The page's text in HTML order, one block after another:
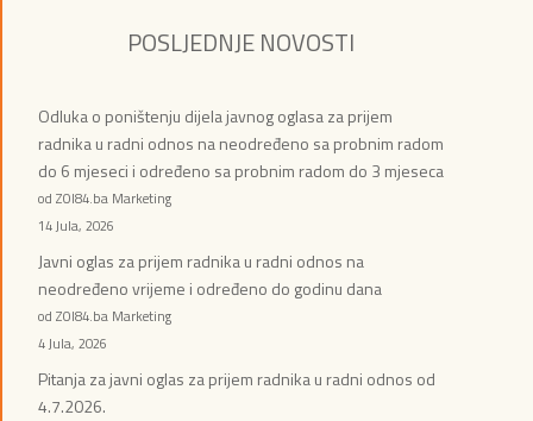
POSLJEDNJE NOVOSTI
Odluka o poništenju dijela javnog oglasa za prijem
radnika u radni odnos na neodređeno sa probnim radom
do 6 mjeseci i određeno sa probnim radom do 3 mjeseca
od ZOI84.ba Marketing
14 Jula, 2026
Javni oglas za prijem radnika u radni odnos na
neodređeno vrijeme i određeno do godinu dana
od ZOI84.ba Marketing
4 Jula, 2026
Pitanja za javni oglas za prijem radnika u radni odnos od
4.7.2026.